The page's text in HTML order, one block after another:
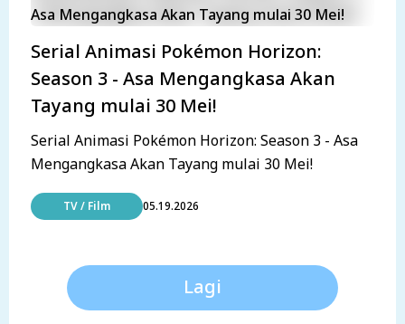
Serial Animasi Pokémon Horizon:
Season 3 - Asa Mengangkasa Akan
Tayang mulai 30 Mei!
Serial Animasi Pokémon Horizon: Season 3 - Asa
Mengangkasa Akan Tayang mulai 30 Mei!
TV / Film 05.19.2026
Lagi